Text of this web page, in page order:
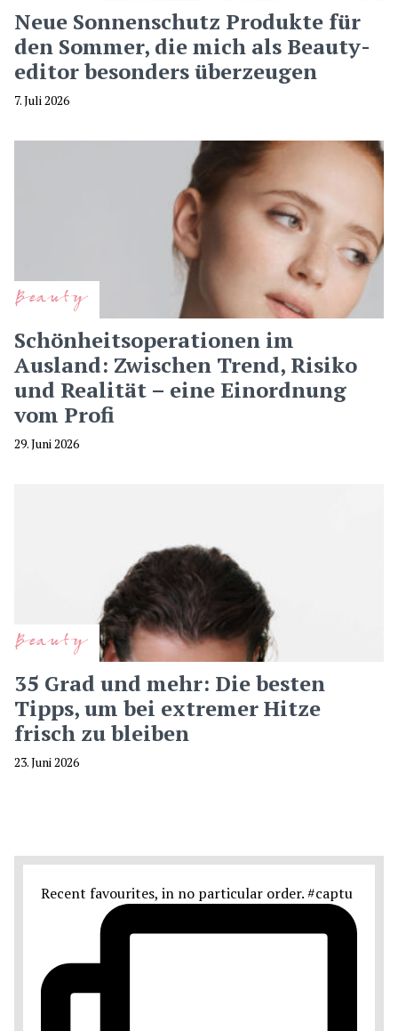
Neue Sonnenschutz Produkte für
den Sommer, die mich als Beauty-
editor besonders überzeugen
7. Juli 2026
Beauty
Schönheitsoperationen im
Ausland: Zwischen Trend, Risiko
und Realität – eine Einordnung
vom Profi
29. Juni 2026
Beauty
35 Grad und mehr: Die besten
Tipps, um bei extremer Hitze
frisch zu bleiben
23. Juni 2026
Recent favourites, in no particular order. #captu